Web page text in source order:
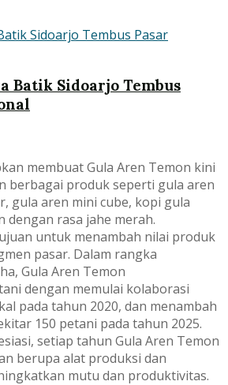
Batik Sidoarjo Tembus
membuat Gula Aren Temon kini
berbagai produk seperti gula aren
gula aren mini cube, kopi gula
dengan rasa jahe merah.
untuk menambah nilai produk
pasar. Dalam rangka
Gula Aren Temon
dengan memulai kolaborasi
pada tahun 2020, dan menambah
150 petani pada tahun 2025.
setiap tahun Gula Aren Temon
berupa alat produksi dan
mutu dan produktivitas.